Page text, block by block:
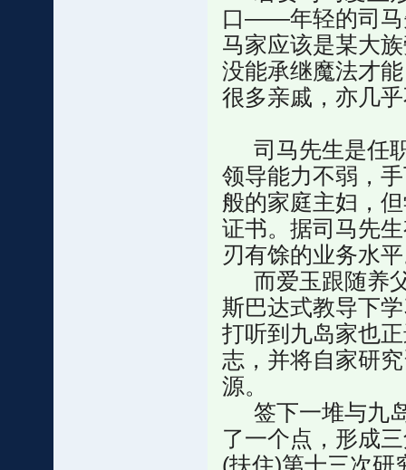
口——年轻的司马
马家应该是某大
没能承继魔法才
很多亲戚，亦几
司马先生是任
领导能力不弱，
般的家庭主妇，
证书。据司马先
刃有馀的业务水
而爱玉跟随养
斯巴达式教导下
打听到九岛家也
志，并将自家研
源。
签下一堆与九
了一个点，形成
(扶住)第十三次研